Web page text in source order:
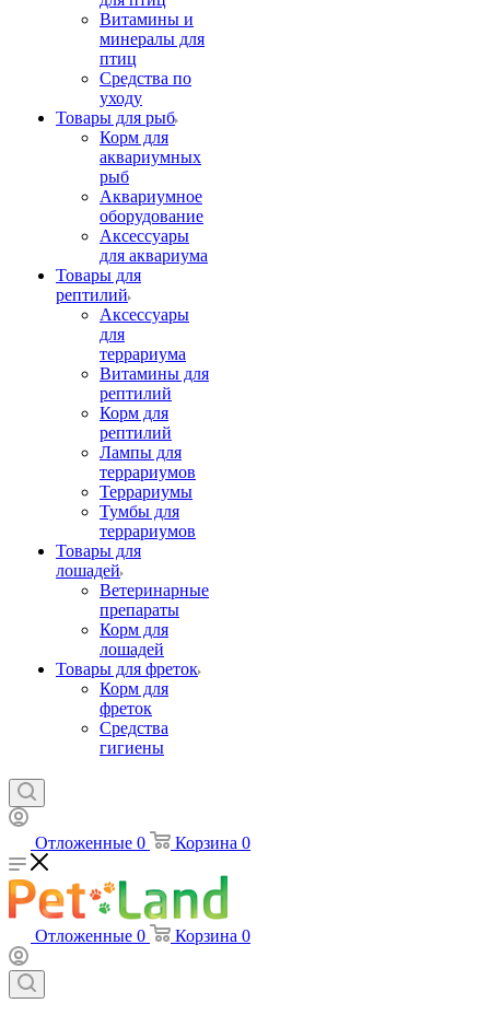
Витамины и
минералы для
птиц
Средства по
уходу
Товары для рыб
Корм для
аквариумных
рыб
Аквариумное
оборудование
Аксессуары
для аквариума
Товары для
рептилий
Аксессуары
для
террариума
Витамины для
рептилий
Корм для
рептилий
Лампы для
террариумов
Террариумы
Тумбы для
террариумов
Товары для
лошадей
Ветеринарные
препараты
Корм для
лошадей
Товары для фреток
Корм для
фреток
Средства
гигиены
Отложенные 0 Корзина 0
Отложенные 0 Корзина 0